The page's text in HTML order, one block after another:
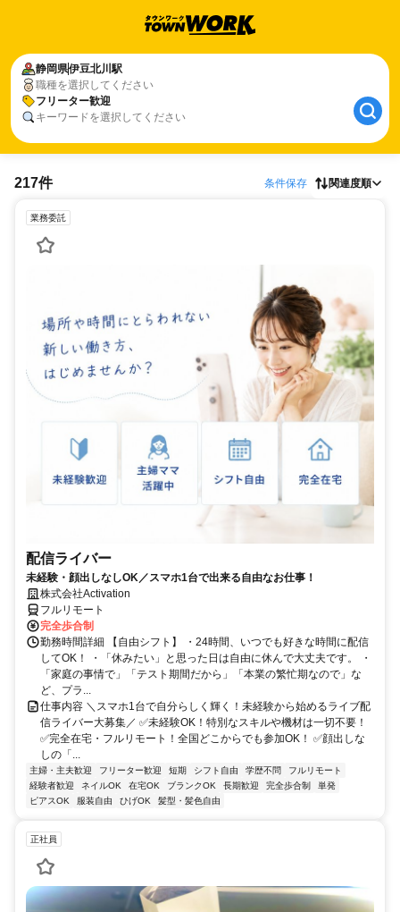
静岡県伊豆北川駅
職種を選択してください
フリーター歓迎
キーワードを選択してください
217件 条件保存 関連度順
業務委託
配信ライバー
未経験・顔出しなしOK／スマホ1台で出来る自由なお仕事！
株式会社Activation
フルリモート
完全歩合制
勤務時間詳細 【自由シフト】 ・24時間、いつでも好きな時間に配信
してOK！ ・「休みたい」と思った日は自由に休んで大丈夫です。 ・
「家庭の事情で」「テスト期間だから」「本業の繁忙期なので」な
ど、プラ...
仕事内容 ＼スマホ1台で自分らしく輝く！未経験から始めるライブ配
信ライバー大募集／ ✅未経験OK！特別なスキルや機材は一切不要！
✅完全在宅・フルリモート！全国どこからでも参加OK！ ✅顔出しな
しの「...
主婦・主夫歓迎 フリーター歓迎 短期 シフト自由 学歴不問
フルリモート
経験者歓迎
ネイルOK 在宅OK ブランクOK 長期歓迎 完全歩合制
単発
ピアスOK
服装自由 ひげOK 髪型・髪色自由
正社員